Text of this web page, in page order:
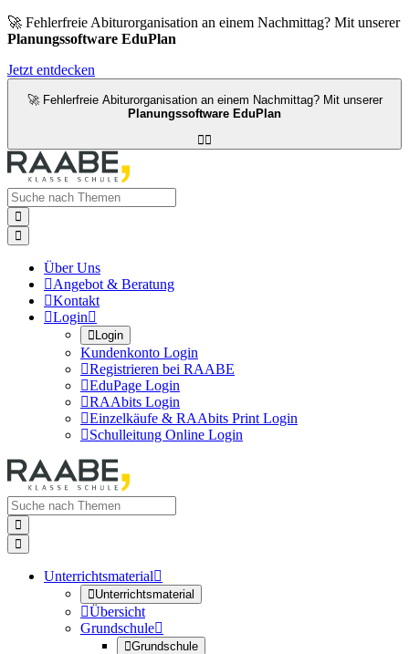
🚀 Fehlerfreie Abiturorganisation an einem Nachmittag? Mit unserer
Planungssoftware EduPlan
Jetzt entdecken
🚀 Fehlerfreie Abiturorganisation an einem Nachmittag? Mit unserer
Planungssoftware EduPlan



Über Uns
Angebot & Beratung
Kontakt
Login
Login
Kundenkonto Login
Registrieren bei RAABE
EduPage Login
RAAbits Login
Einzelkäufe & RAAbits Print Login
Schulleitung Online Login


Unterrichtsmaterial
Unterrichtsmaterial
Übersicht
Grundschule
Grundschule